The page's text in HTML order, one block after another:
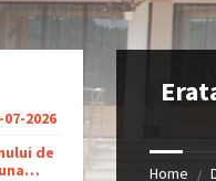
Home /
2026
de